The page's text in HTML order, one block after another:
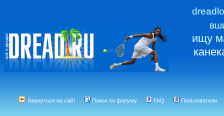
ищу
Вернуться на сайт Поиск по форуму FAQ Пользователи